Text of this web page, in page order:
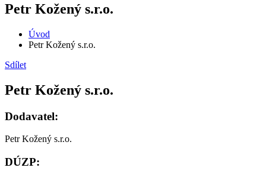
Petr Kožený s.r.o.
Úvod
Petr Kožený s.r.o.
Sdílet
Petr Kožený s.r.o.
Dodavatel:
Petr Kožený s.r.o.
DÚZP: